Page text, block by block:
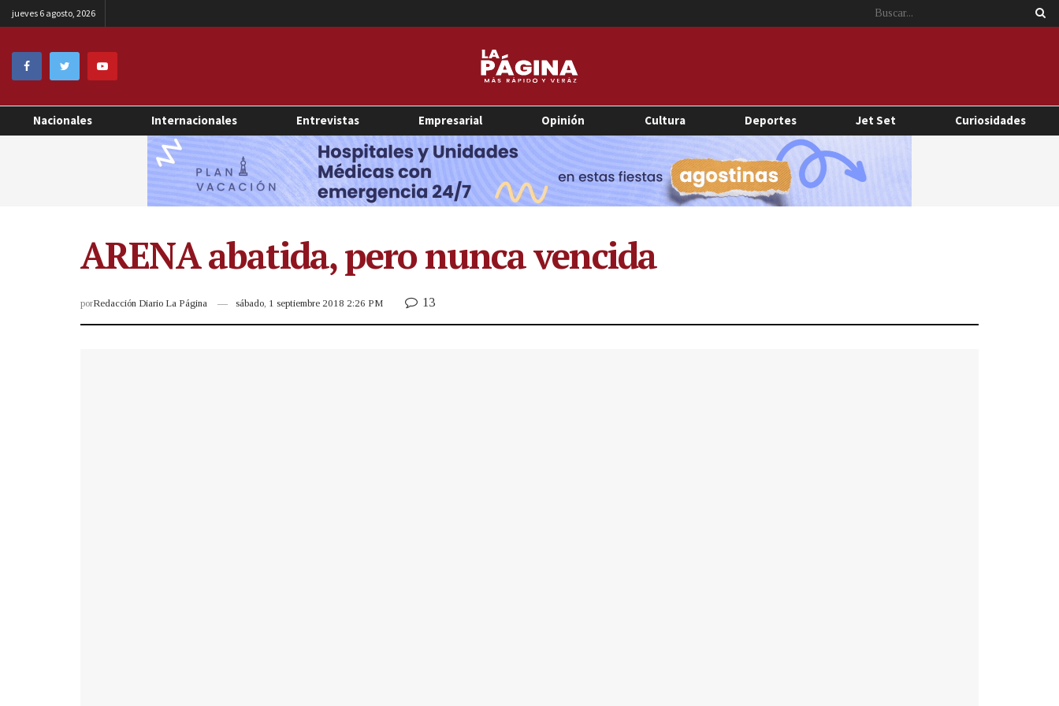
jueves 6 agosto, 2026
Nacionales Internacionales Entrevistas Empresarial Opinión Cultura Deportes Jet Set Curiosidades
ARENA abatida, pero nunca vencida
porRedacción Diario La Página sábado, 1 septiembre 2018 2:26 PM 13